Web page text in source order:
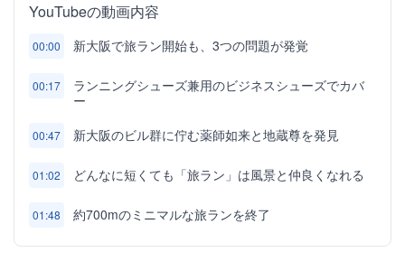
YouTubeの動画内容
00:00 新大阪で旅ラン開始も、3つの問題が発覚
00:17
ランニングシューズ兼用のビジネスシューズでカバ
ー
00:47 新大阪のビル群に佇む薬師如来と地蔵尊を発見
01:02 どんなに短くても「旅ラン」は風景と仲良くなれる
01:48 約700mのミニマルな旅ランを終了